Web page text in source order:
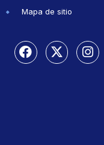
Mapa de sitio